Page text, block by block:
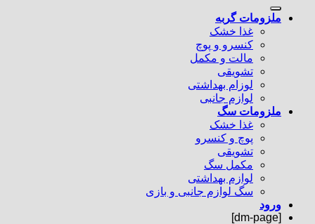
ملزومات گربه
غذا خشک
کنسرو و پوچ
مالت و مکمل
تشویقی
لوزام بهداشتی
لوازم جانبی
ملزومات سگ
غذا خشک
پوچ و کنسرو
تشویقی
مکمل سگ
لوازم بهداشتی
سگ لوازم جانبی و بازی
ورود
[dm-page]